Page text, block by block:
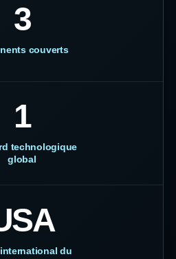
3
couverts
1
technologique
global
du